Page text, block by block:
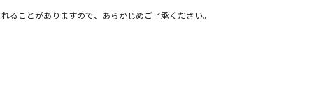
ことがありますので、あらかじめご了承ください。